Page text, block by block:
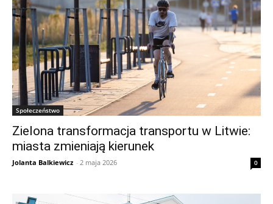
Społeczeństwo
Zielona transformacja transportu w Litwie:
miasta zmieniają kierunek
Jolanta Balkiewicz - 2 maja 2026 0